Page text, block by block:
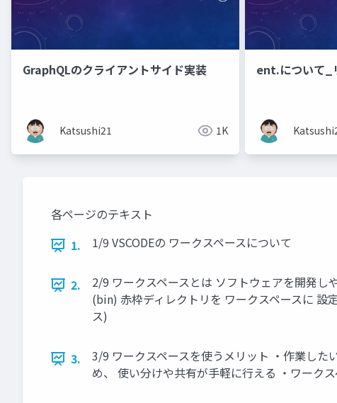
GraphQLのクライアントサイド実装
Katsushi21 1K
ent.について_
各ページのテキスト
1.
1/9 VSCODEの ワークスペースについて
2.
2/9 ワークスペースとは ソフトウェアを開発
(bin) 赤枠ディレクトリを ワークスペースに 設
ス)
3.
3/9 ワークスペースを使うメリット ・作業した
め、 使い分けや共有が手軽に行える ・ワーク